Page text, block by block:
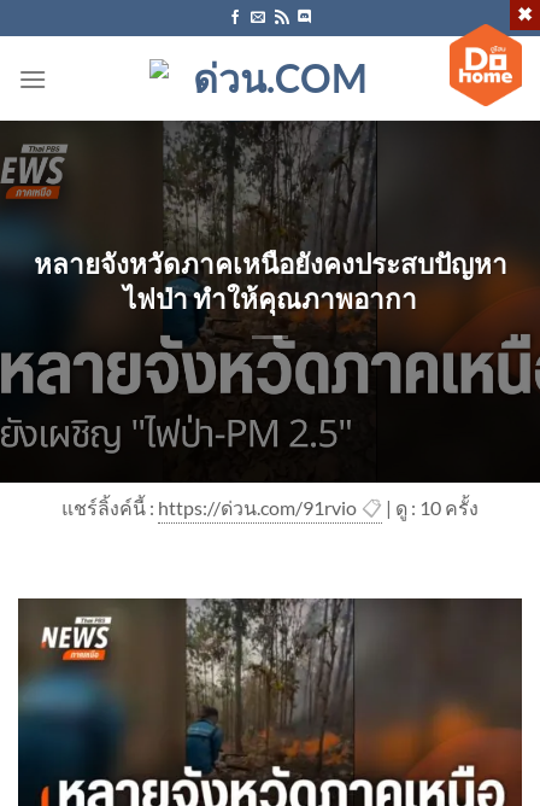
ไป
หลายจังหวัดภาคเหนือยังคงประสบปัญหา
ไฟป่า ทำให้คุณภาพอากา
แชร์ลิ้งค์นี้ : https://ด่วน.com/91rvio 📋 | ดู : 10 ครั้ง